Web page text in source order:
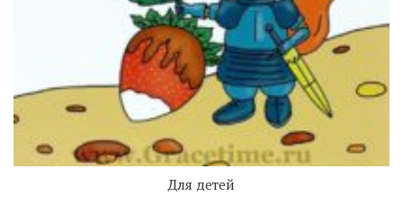
Для детей